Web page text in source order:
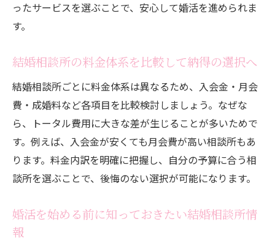
信頼できる結婚相談所の見分け方と選定基
る方法
安心して任せられる結婚相談所の特徴を解
説
結婚相談所のサポート内容と成婚実績の確
認法
無料相談で結婚相談所の信頼度をチェック
しよう
結婚相談所の運営体制や担当者の質を見極
ったサービスを選ぶことで、安心して婚活を進められま
す。
結婚相談所の料金体系を比較して納得の選択へ
結婚相談所ごとに料金体系は異なるため、入会金・月会
費・成婚料など各項目を比較検討しましょう。なぜな
ら、トータル費用に大きな差が生じることが多いためで
す。例えば、入会金が安くても月会費が高い相談所もあ
ります。料金内訳を明確に把握し、自分の予算に合う相
談所を選ぶことで、後悔のない選択が可能になります。
婚活を始める前に知っておきたい結婚相談所情
報